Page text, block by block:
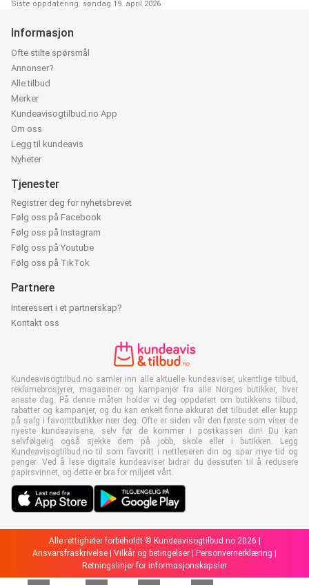
Siste oppdatering: søndag 19. april 2026
Informasjon
Ofte stilte spørsmål
Annonser?
Alle tilbud
Merker
Kundeavisogtilbud.no App
Om oss
Legg til kundeavis
Nyheter
Tjenester
Registrer deg for nyhetsbrevet
Følg oss på Facebook
Følg oss på Instagram
Følg oss på Youtube
Følg oss på TikTok
Partnere
Interessert i et partnerskap?
Kontakt oss
Kundeavisogtilbud.no samler inn alle aktuelle kundeaviser, ukentlige tilbud,
reklamebrosjyrer, magasiner og kampanjer fra alle Norges butikker, hver
eneste dag. På denne måten holder vi deg oppdatert om butikkens tilbud,
rabatter og kampanjer, og du kan enkelt finne akkurat det tilbudet eller kupp
på salg i favorittbutikker nær deg. Ofte er siden vår den første som viser de
nyeste kundeavisene, selv før de kommer i postkassen din! Du kan
selvfølgelig også sjekke dem på jobb, skole eller i butikken. Legg
Kundeavisogtilbud.no til som favoritt i nettleseren din og spar mye tid og
penger. Ved å lese digitale kundeaviser bidrar du dessuten til å redusere
papirsvinnet, og dette er bra for miljøet vårt.
Alle rettigheter forbeholdt © Kundeavisogtilbud.no 2026 |
Ansvarsfraskrivelse | Vilkår og betingelser | Personvernerklæring |
Retningslinjer for informasjonskapsler